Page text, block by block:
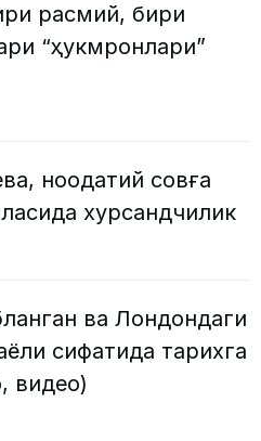
расмий, бири
“ҳукмронлари”
ноодатий совға
хурсандчилик
ва Лондондаги
сифатида тарихга
видео)